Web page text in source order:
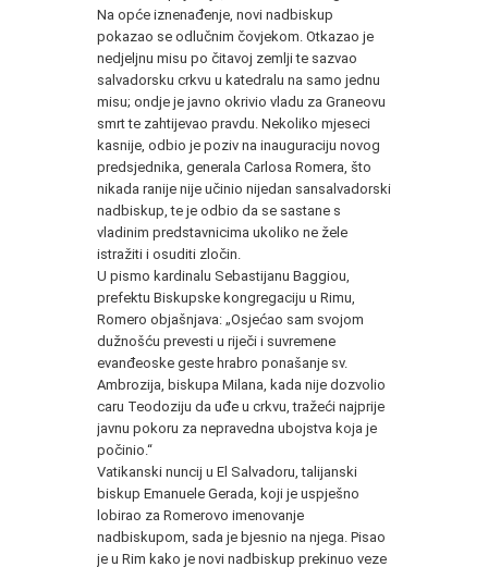
Na opće iznenađenje, novi nadbiskup
pokazao se odlučnim čovjekom. Otkazao je
nedjeljnu misu po čitavoj zemlji te sazvao
salvadorsku crkvu u katedralu na samo jednu
misu; ondje je javno okrivio vladu za Graneovu
smrt te zahtijevao pravdu. Nekoliko mjeseci
kasnije, odbio je poziv na inauguraciju novog
predsjednika, generala Carlosa Romera, što
nikada ranije nije učinio nijedan sansalvadorski
nadbiskup, te je odbio da se sastane s
vladinim predstavnicima ukoliko ne žele
istražiti i osuditi zločin.
U pismo kardinalu Sebastijanu Baggiou,
prefektu Biskupske kongregaciju u Rimu,
Romero objašnjava: „Osjećao sam svojom
dužnošću prevesti u riječi i suvremene
evanđeoske geste hrabro ponašanje sv.
Ambrozija, biskupa Milana, kada nije dozvolio
caru Teodoziju da uđe u crkvu, tražeći najprije
javnu pokoru za nepravedna ubojstva koja je
počinio.“
Vatikanski nuncij u El Salvadoru, talijanski
biskup Emanuele Gerada, koji je uspješno
lobirao za Romerovo imenovanje
nadbiskupom, sada je bjesnio na njega. Pisao
je u Rim kako je novi nadbiskup prekinuo veze